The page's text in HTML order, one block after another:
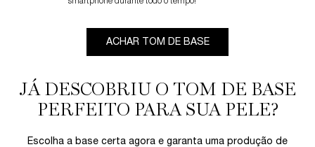
ACHAR TOM DE BASE
JÁ DESCOBRIU O TOM DE BASE
PERFEITO PARA SUA PELE?​
Escolha a base certa agora e garanta uma produção de